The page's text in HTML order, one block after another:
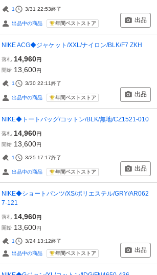
1 3/31 22:53終了
出品中の商品 年間ベストストア 出品
NIKE ACG◆ジャケット/XXL/ナイロン/BLK/F7 ZKH
落札 14,960円
開始 13,600円
1 3/30 22:11終了
出品中の商品 年間ベストストア 出品
NIKE◆トートバッグ/コットン/BLK/無地/CZ1521-010
落札 14,960円
開始 13,600円
1 3/25 17:17終了
出品中の商品 年間ベストストア 出品
NIKE◆ショートパンツ/XS/ポリエステル/GRY/AR062
7-121
落札 14,960円
開始 13,600円
1 3/24 13:12終了
出品中の商品 年間ベストストア 出品